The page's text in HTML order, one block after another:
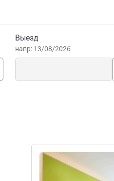
отель
Выезд
напр: 13/08/2026
Подробная информация